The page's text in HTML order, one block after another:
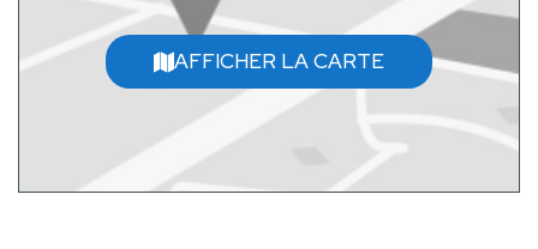
AFFICHER LA CARTE